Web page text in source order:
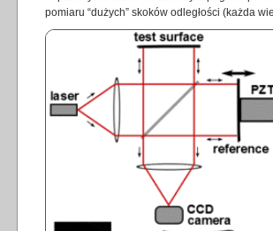
pomiaru “dużych” skoków odległości (każda